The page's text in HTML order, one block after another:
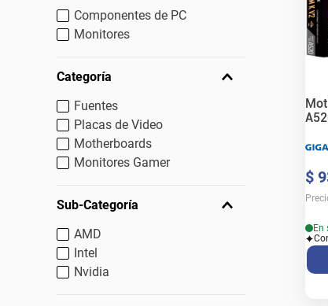
Componentes de PC
Monitores
Categoría
Fuentes
Placas de Video
Motherboards
Monitores Gamer
Sub-Categoría
AMD
Intel
Nvidia
$
En